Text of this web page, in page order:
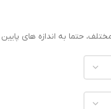
حتما به اندازه های